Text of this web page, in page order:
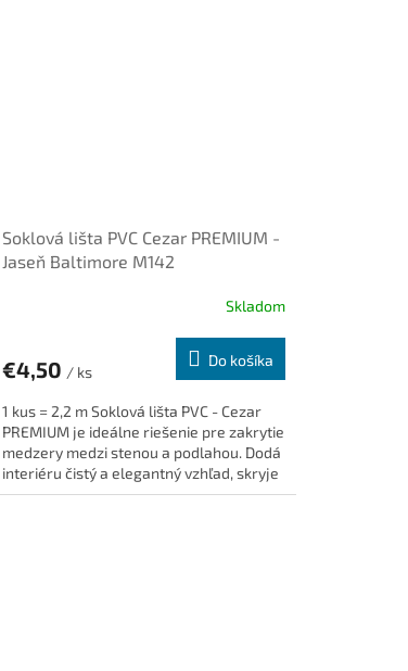
Soklová lišta PVC Cezar PREMIUM -
Jaseň Baltimore M142
Skladom
€4,50 / ks
Do košíka
1 kus = 2,2 m Soklová lišta PVC - Cezar
PREMIUM je ideálne riešenie pre zakrytie
medzery medzi stenou a podlahou. Dodá
interiéru čistý a elegantný vzhľad, skryje
káble a je...